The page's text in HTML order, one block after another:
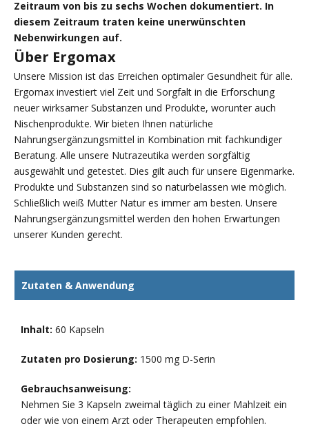
Zeitraum von bis zu sechs Wochen dokumentiert. In
diesem Zeitraum traten keine unerwünschten
Nebenwirkungen auf.
Über Ergomax
Unsere Mission ist das Erreichen optimaler Gesundheit für alle.
Ergomax investiert viel Zeit und Sorgfalt in die Erforschung
neuer wirksamer Substanzen und Produkte, worunter auch
Nischenprodukte. Wir bieten Ihnen natürliche
Nahrungsergänzungsmittel in Kombination mit fachkundiger
Beratung. Alle unsere Nutrazeutika werden sorgfältig
ausgewählt und getestet. Dies gilt auch für unsere Eigenmarke.
Produkte und Substanzen sind so naturbelassen wie möglich.
Schließlich weiß Mutter Natur es immer am besten. Unsere
Nahrungsergänzungsmittel werden den hohen Erwartungen
unserer Kunden gerecht.
Zutaten & Anwendung
Inhalt: 60 Kapseln
Zutaten pro Dosierung: 1500 mg D-Serin
Gebrauchsanweisung:
Nehmen Sie 3 Kapseln zweimal täglich zu einer Mahlzeit ein
oder wie von einem Arzt oder Therapeuten empfohlen.